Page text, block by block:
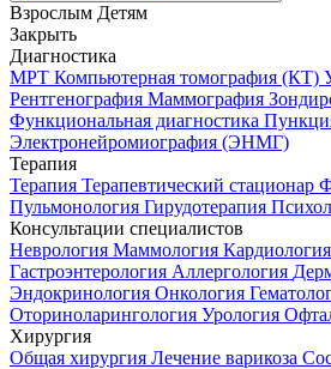
Взрослым Детям
Закрыть
Диагностика
МРТ Компьютерная томография (КТ)
Рентгенография Маммография
Функциональная диагностика
Электронейромиография (ЭНМГ)
Терапия
Терапия Терапевтический стационар
Пульмонология Гирудотерапия
Консультации специалистов
Неврология Маммология Кардиология
Гастроэнтерология Аллергология
Эндокринология Онкология
Оториноларингология Урология
Хирургия
Общая хирургия Лечение варикоза